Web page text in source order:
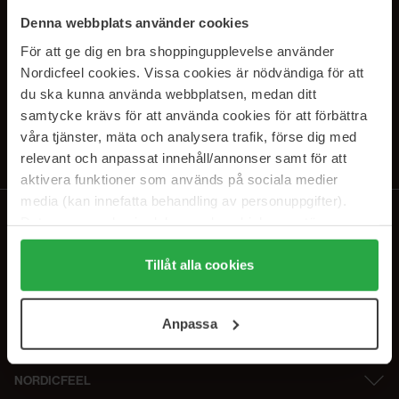
Denna webbplats använder cookies
För att ge dig en bra shoppingupplevelse använder
Nordicfeel cookies. Vissa cookies är nödvändiga för att
du ska kunna använda webbplatsen, medan ditt
samtycke krävs för att använda cookies för att förbättra
våra tjänster, mäta och analysera trafik, förse dig med
relevant och anpassat innehåll/annonser samt för att
aktivera funktioner som används på sociala medier
media (kan innefatta behandling av personuppgifter).
Genom att trycka på "Tillåt alla cookies" accepterar du
alla cookies, medan du under "Detaljer" kan anpassa
användningen av cookies. Du kan när som helst återkalla
samt vår Integritetspolicy.
Tillåt alla cookies
Anpassa
PRENUMERERA PÅ VÅRA
NYHETSBREV
E-postadress
Genom att prenumerera accepterar du vårIntegritetspolicy.
NORDICFEEL